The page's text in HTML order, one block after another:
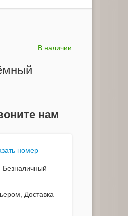
В наличии
нам
номер
Безналичный
Доставка